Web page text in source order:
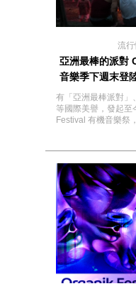
流
亞洲最棒的派對
音樂季下週末登
有「亞洲最棒派對」
等國際美譽，發起至
Festival 有機音樂祭